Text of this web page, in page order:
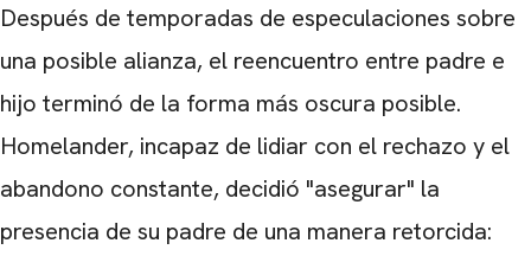
Después de temporadas de especulaciones sobre
una posible alianza, el reencuentro entre padre e
hijo terminó de la forma más oscura posible.
Homelander, incapaz de lidiar con el rechazo y el
abandono constante, decidió "asegurar" la
presencia de su padre de una manera retorcida: